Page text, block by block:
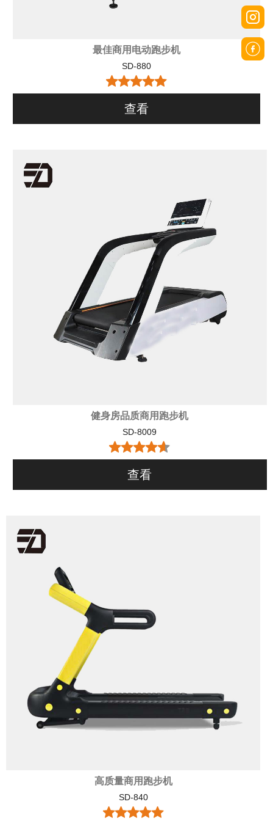
最佳商用电动跑步机
SD-880
查看
健身房品质商用跑步机
SD-8009
查看
高质量商用跑步机
SD-840